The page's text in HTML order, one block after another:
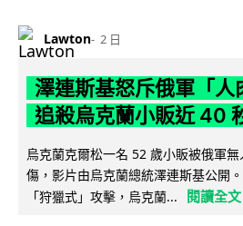
Lawton 2 日
澤連斯基怒斥俄軍「人
追殺烏克蘭小販近 40
烏克蘭克爾松一名 52 歲小販被俄軍
傷，影片由烏克蘭總統澤連斯基公開
「狩獵式」攻擊，烏克蘭...
閱讀全文